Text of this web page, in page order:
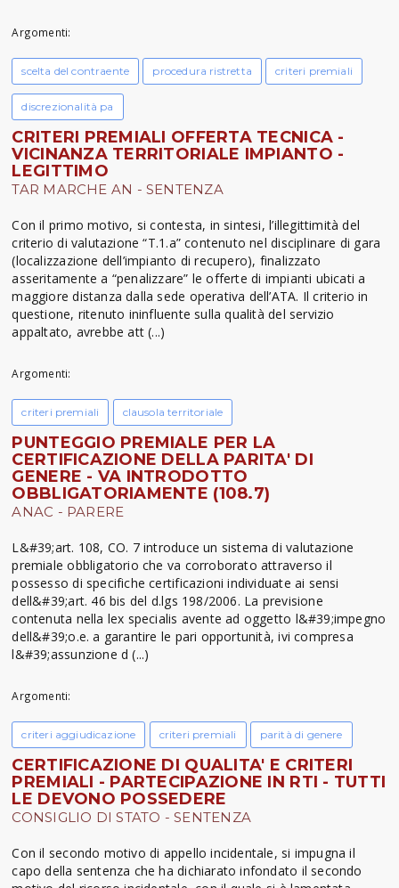
Argomenti:
scelta del contraente procedura ristretta criteri premiali
discrezionalità pa
CRITERI PREMIALI OFFERTA TECNICA -
VICINANZA TERRITORIALE IMPIANTO -
LEGITTIMO
TAR MARCHE AN - SENTENZA
Con il primo motivo, si contesta, in sintesi, l’illegittimità del
criterio di valutazione “T.1.a” contenuto nel disciplinare di gara
(localizzazione dell’impianto di recupero), finalizzato
asseritamente a “penalizzare” le offerte di impianti ubicati a
maggiore distanza dalla sede operativa dell’ATA. Il criterio in
questione, ritenuto ininfluente sulla qualità del servizio
appaltato, avrebbe att (...)
Argomenti:
criteri premiali clausola territoriale
PUNTEGGIO PREMIALE PER LA
CERTIFICAZIONE DELLA PARITA' DI
GENERE - VA INTRODOTTO
OBBLIGATORIAMENTE (108.7)
ANAC - PARERE
L&#39;art. 108, CO. 7 introduce un sistema di valutazione
premiale obbligatorio che va corroborato attraverso il
possesso di specifiche certificazioni individuate ai sensi
dell&#39;art. 46 bis del d.lgs 198/2006. La previsione
contenuta nella lex specialis avente ad oggetto l&#39;impegno
dell&#39;o.e. a garantire le pari opportunità, ivi compresa
l&#39;assunzione d (...)
Argomenti:
criteri aggiudicazione criteri premiali parità di genere
CERTIFICAZIONE DI QUALITA' E CRITERI
PREMIALI - PARTECIPAZIONE IN RTI - TUTTI
LE DEVONO POSSEDERE
CONSIGLIO DI STATO - SENTENZA
Con il secondo motivo di appello incidentale, si impugna il
capo della sentenza che ha dichiarato infondato il secondo